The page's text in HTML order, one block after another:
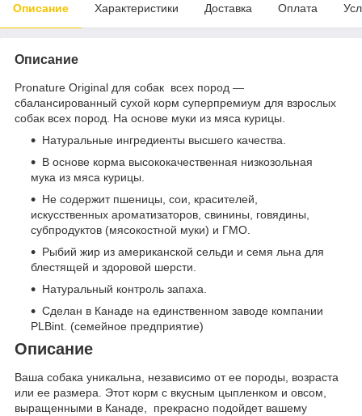
Описание Характеристики Доставка Оплата
Описание
Pronature Original для собак всех пород —
сбалансированный сухой корм суперпремиум для взрослых
собак всех пород. На основе муки из мяса курицы.
Натуральные ингредиенты высшего качества.
В основе корма высококачественная низкозольная
мука из мяса курицы.
Не содержит пшеницы, сои, красителей,
искусственных ароматизаторов, свинины, говядины,
субпродуктов (мясокостной муки) и ГМО.
Рыбий жир из американской сельди и семя льна для
блестящей и здоровой шерсти.
Натуральный контроль запаха.
Сделан в Канаде на единственном заводе компании
PLBint. (семейное предприятие)
Описание
Ваша собака уникальна, независимо от ее породы, возраста
или ее размера. Этот корм с вкусным цыпленком и овсом,
выращенными в Канаде, прекрасно подойдет вашему